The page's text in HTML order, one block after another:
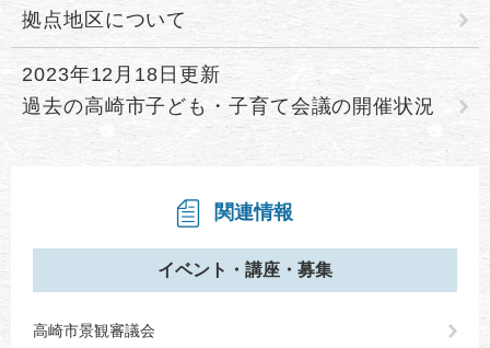
拠点地区について
2023年12月18日更新
過去の高崎市子ども・子育て会議の開催状況
関連情報
イベント・講座・募集
高崎市景観審議会